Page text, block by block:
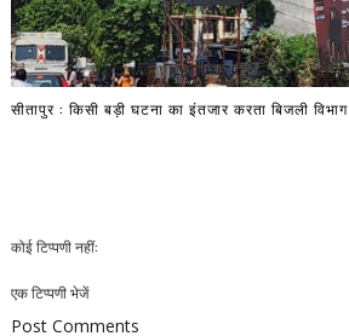
सीतापुर : किसी बड़ी घटना का इंतजार करता बिजली विभाग
कोई टिप्पणी नहीं:
एक टिप्पणी भेजें
Post Comments